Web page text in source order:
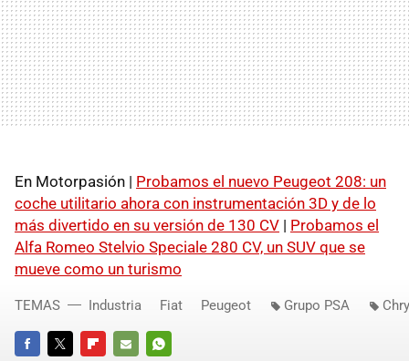
En Motorpasión | Probamos el nuevo Peugeot 208: un
coche utilitario ahora con instrumentación 3D y de lo
más divertido en su versión de 130 CV | Probamos el
Alfa Romeo Stelvio Speciale 280 CV, un SUV que se
mueve como un turismo
TEMAS Industria Fiat Peugeot Grupo PSA